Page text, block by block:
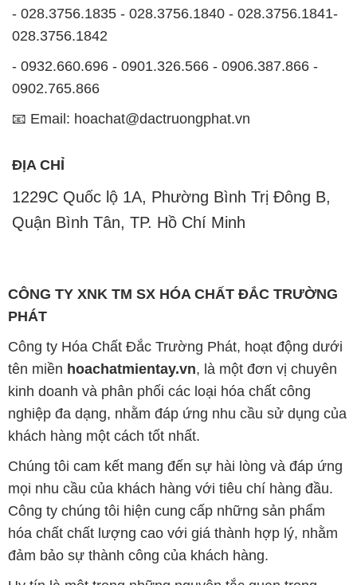
📧 Email: hoachat@dactruongphat.vn
ĐỊA CHỈ
1229C Quốc lộ 1A, Phường Bình Trị Đông B,
Quận Bình Tân, TP. Hồ Chí Minh
CÔNG TY XNK TM SX HÓA CHẤT ĐẮC TRƯỜNG
PHÁT
kinh doanh và phân phối các loại hóa chất công
nghiệp đa dạng, nhằm đáp ứng nhu cầu sử dụng của
khách hàng một cách tốt nhất.
Chúng tôi cam kết mang đến sự hài lòng và đáp ứng
mọi nhu cầu của khách hàng với tiêu chí hàng đầu.
Công ty chúng tôi hiện cung cấp những sản phẩm
hóa chất chất lượng cao với giá thành hợp lý, nhằm
đảm bảo sự thành công của khách hàng.
Uy tín là một trong những nguyên tắc quan trọng
trong hoạt động kinh doanh của chúng tôi. Chúng tôi
luôn ý thức rằng những sản phẩm mà chúng tôi cung
cấp cần phải đáp ứng tiêu chuẩn chất lượng cao, làm
hài lòng đối tác. Đồng thời, chúng tôi cố gắng duy trì